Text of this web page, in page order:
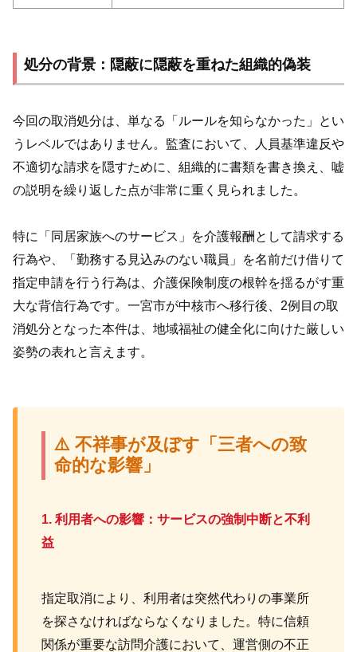
処分の背景：隠蔽に隠蔽を重ねた組織的偽装
今回の取消処分は、単なる「ルールを知らなかった」とい
うレベルではありません。監査において、人員基準違反や
不適切な請求を隠すために、組織的に書類を書き換え、嘘
の説明を繰り返した点が非常に重く見られました。
特に「同居家族へのサービス」を介護報酬として請求する
行為や、「勤務する見込みのない職員」を名前だけ借りて
指定申請を行う行為は、介護保険制度の根幹を揺るがす重
大な背信行為です。一宮市が中核市へ移行後、2例目の取
消処分となった本件は、地域福祉の健全化に向けた厳しい
姿勢の表れと言えます。
⚠️ 不祥事が及ぼす「三者への致
命的な影響」
1. 利用者への影響：サービスの強制中断と不利
益
指定取消により、利用者は突然代わりの事業所
を探さなければならなくなりました。特に信頼
関係が重要な訪問介護において、運営側の不正